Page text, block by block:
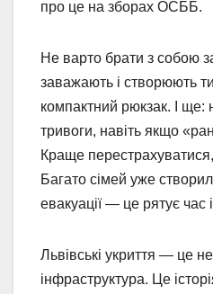
про це на зборах ОСББ.
Не варто брати з собою
заважають і створюють
компактний рюкзак. І ще:
тривоги, навіть якщо
Краще
Багато сімей уже
евакуації — це рятує час
Львівські укриття — це
інфраструктура. Це